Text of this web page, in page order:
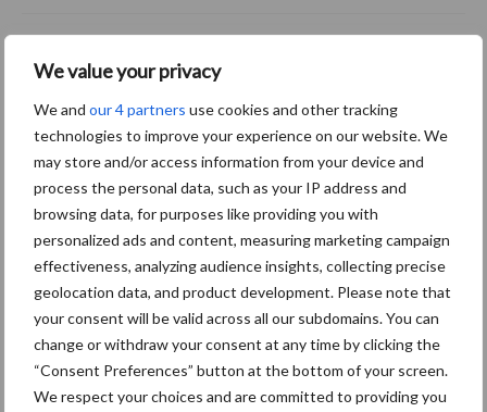
We value your privacy
We and our 4 partners use cookies and other tracking
technologies to improve your experience on our website. We
may store and/or access information from your device and
process the personal data, such as your IP address and
browsing data, for purposes like providing you with
personalized ads and content, measuring marketing campaign
effectiveness, analyzing audience insights, collecting precise
geolocation data, and product development. Please note that
your consent will be valid across all our subdomains. You can
change or withdraw your consent at any time by clicking the
“Consent Preferences” button at the bottom of your screen.
We respect your choices and are committed to providing you
Company
Bescherming van
persoonsgegevens: grip op
de risico’s
Hervorming flexibele
arbeidscontracten kent
mitsen en maren
Thema's Vakpartners